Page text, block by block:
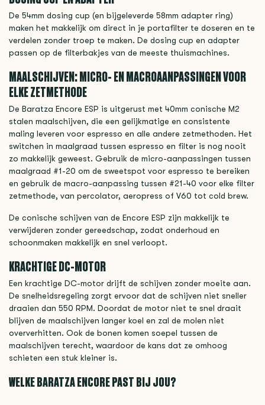
De 54mm dosing cup (en bijgeleverde 58mm adapter ring)
maken het makkelijk om direct in je portafilter te doseren en te
verdelen zonder troep te maken. De dosing cup en adapter
passen op de filterbakjes van de meeste thuismachines.
MAALSCHIJVEN: MICRO- EN MACROAANPASSINGEN VOOR
ELKE ZETMETHODE
De Baratza Encore ESP is uitgerust met 40mm conische M2
stalen maalschijven, die een gelijkmatige en consistente
maling leveren voor espresso en alle andere zetmethoden. Het
switchen in maalgraad tussen espresso en filter is nog nooit
zo makkelijk geweest. Gebruik de micro-aanpassingen tussen
maalgraad #1-20 om de sweetspot voor espresso te bereiken
en gebruik de macro-aanpassing tussen #21-40 voor elke filter
zetmethode, van percolator, aeropress of V60 tot cold brew.
De conische schijven van de Encore ESP zijn makkelijk te
verwijderen zonder gereedschap, zodat onderhoud en
schoonmaken makkelijk en snel verloopt.
KRACHTIGE DC-MOTOR
Een krachtige DC-motor drijft de schijven zonder moeite aan.
De snelheidsregeling zorgt ervoor dat de schijven niet sneller
draaien dan 550 RPM. Doordat de motor niet te snel draait
blijven de maalschijven langer koel en zal de molen niet
oververhitten. Ook de bonen komen soepel tussen de
maalschijven terecht, waardoor de kans dat ze omhoog
schieten een stuk kleiner is.
WELKE BARATZA ENCORE PAST BIJ JOU?